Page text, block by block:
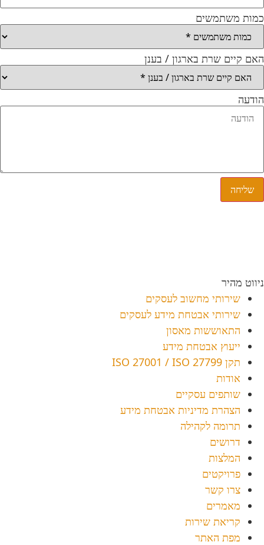
כמות משתמשים
האם קיים שרת בארגון / בענן
הודעה
שליחה
ניווט מהיר
שירותי מחשוב לעסקים
שירותי אבטחת מידע לעסקים
התאוששות מאסון
ייעוץ אבטחת מידע
תקן ISO 27001 / ISO 27799
אודות
שותפים עסקיים
הצהרת מדיניות אבטחת מידע
תרומה לקהילה
דרושים
המלצות
פרויקטים
צרו קשר
מאמרים
קריאת שירות
מפת האתר